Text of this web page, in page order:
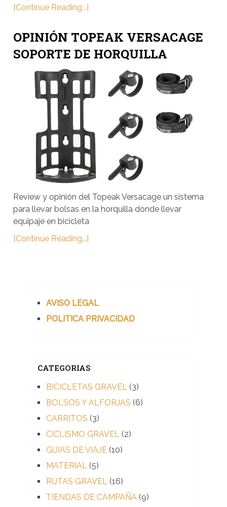
[Continue Reading...]
OPINIÓN TOPEAK VERSACAGE
SOPORTE DE HORQUILLA
Review y opinión del Topeak Versacage un sistema
para llevar bolsas en la horquilla donde llevar
equipaje en bicicleta
[Continue Reading...]
AVISO LEGAL
POLITICA PRIVACIDAD
CATEGORIAS
BICICLETAS GRAVEL
(3)
BOLSOS Y ALFORJAS (6)
CARRITOS (3)
CICLISMO GRAVEL
(2)
GUIAS DE VIAJE(10)
MATERIAL
(5)
RUTAS GRAVEL
(16)
TIENDAS DE CAMPAÑA (9)